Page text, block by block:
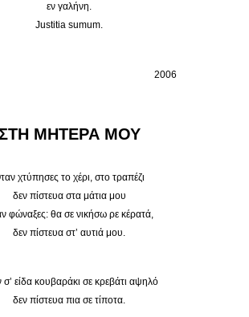
εν γαλήνη.
Justitia sumum.
2006
ΜΗΤΕΡΑ ΜΟΥ
χτύπησες το χέρι, στο τραπέζι
δεν πίστευα στα μάτια μου
φώναξες: θα σε νικήσω ρε κέρατά,
δεν πίστευα στ’ αυτιά μου.
σ’ είδα κουβαράκι σε κρεβάτι αψηλό
δεν πίστευα πια σε τίποτα.